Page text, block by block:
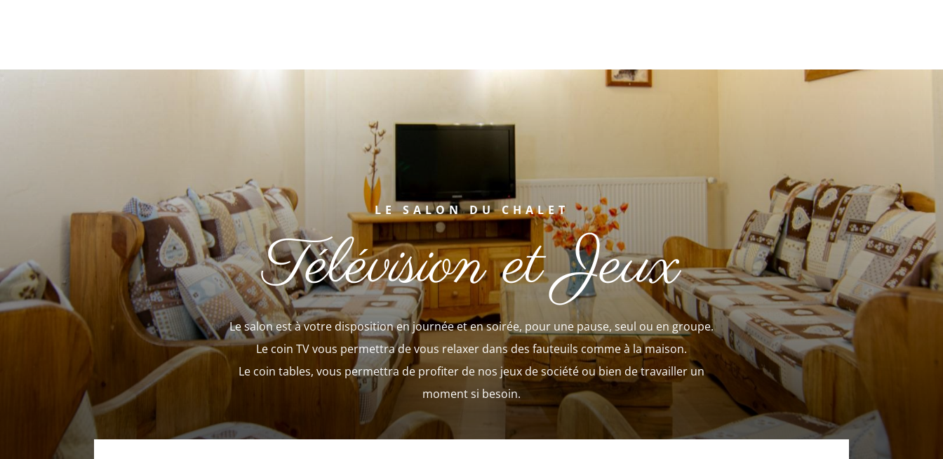
LE SALON DU CHALET
Télévision et Jeux
Le salon est à votre disposition en journée et en soirée, pour une pause, seul ou en groupe.
Le coin TV vous permettra de vous relaxer dans des fauteuils comme à la maison.
Le coin tables, vous permettra de profiter de nos jeux de société ou bien de travailler un
moment si besoin.